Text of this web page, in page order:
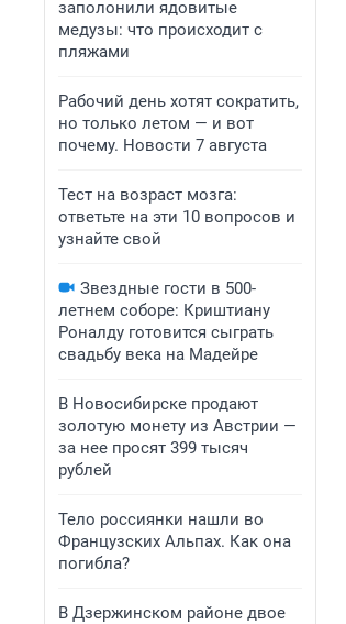
заполонили ядовитые
медузы: что происходит с
пляжами
Рабочий день хотят сократить,
но только летом — и вот
почему. Новости 7 августа
Тест на возраст мозга:
ответьте на эти 10 вопросов и
узнайте свой
Звездные гости в 500-
летнем соборе: Криштиану
Роналду готовится сыграть
свадьбу века на Мадейре
В Новосибирске продают
золотую монету из Австрии —
за нее просят 399 тысяч
рублей
Тело россиянки нашли во
Французских Альпах. Как она
погибла?
В Дзержинском районе двое